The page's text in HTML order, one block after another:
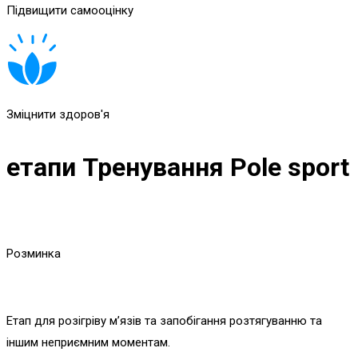
Підвищити самооцінку
Зміцнити здоров'я
етапи Тренування Pole sport
Розминка
Етап для розігріву м’язів та запобігання розтягуванню та
іншим неприємним моментам.